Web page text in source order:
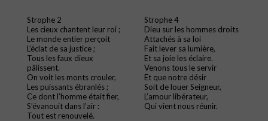
Strophe 2
Les cieux chantent leur roi ;
Le monde entier perçoit
L’éclat de sa justice ;
Tous les faux dieux
pâlissent.
On voit les monts crouler,
Les puissants ébranlés ;
Ce dont l’homme était fier,
S’évanouit dans l’air :
Tout est renouvelé.
Strophe 4
Dieu sur les hommes droits
Attachés à sa loi
Fait lever sa lumière,
Et sa joie les éclaire.
Venons tous le servir
Et que notre désir
Soit de louer Seigneur,
L’amour libérateur,
Qui vient nous réunir.